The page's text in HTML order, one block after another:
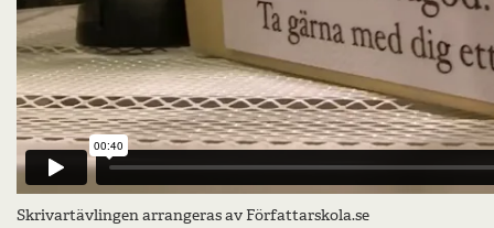
Skrivartävlingen arrangeras av Författarskola.se